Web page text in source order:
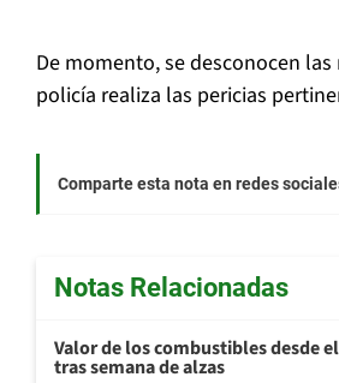
De momento, se desconocen
policía realiza las pericias
Comparte esta nota en redes
Notas Relacionadas
Valor de los combustibles desde
tras semana de alzas